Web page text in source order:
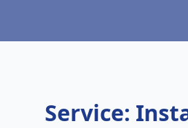
Service: